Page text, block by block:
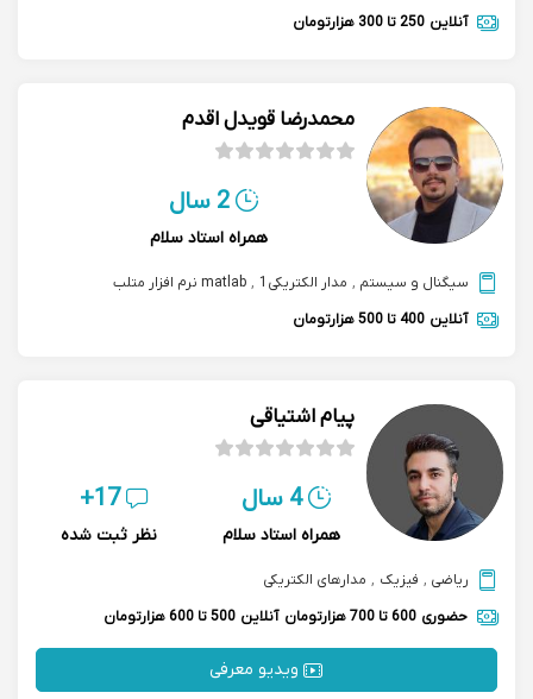
آنلاین 250 تا 300 هزارتومان
محمدرضا قویدل اقدم
2 سال
همراه استاد سلام
سیگنال و سیستم , مدار الکتریکی1 , matlab نرم افزار متلب
آنلاین 400 تا 500 هزارتومان
پیام اشتیاقی
4 سال
همراه استاد سلام
17+
نظر ثبت شده
ریاضی , فیزیک , مدارهای الکتریکی
حضوری 600 تا 700 هزارتومان آنلاین 500 تا 600 هزارتومان
ویدیو معرفی